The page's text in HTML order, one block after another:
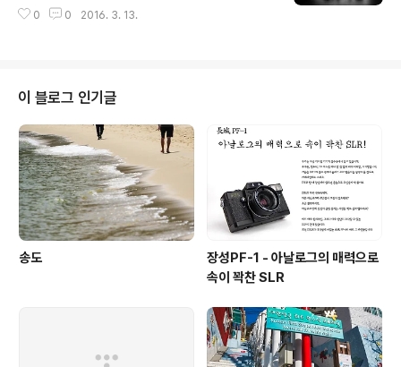
0 0 2016. 3. 13.
이 블로그 인기글
송도
장성PF-1 - 아날로그의 매력으로
속이 꽉찬 SLR